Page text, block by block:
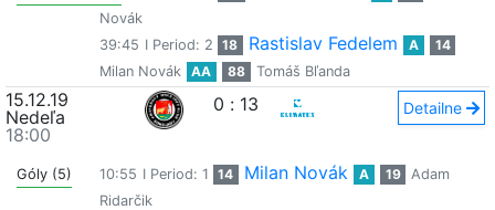
Novák
39:45 I Period: 2 18 Rastislav Fedelem A
14
Milan Novák
AA 88 Tomáš Bľanda
15.12.19
Nedeľa
18:00
0 : 13 Detailne
Góly (5) 10:55 I Period: 1 14 Milan Novák A 19
Adam
Ridarčik